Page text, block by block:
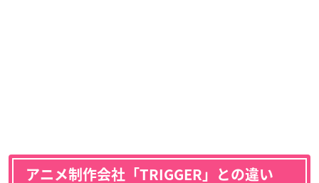
アニメ制作会社「TRIGGER」との違い